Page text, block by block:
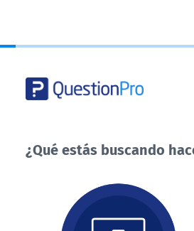
¿Qué estás buscando
buscando